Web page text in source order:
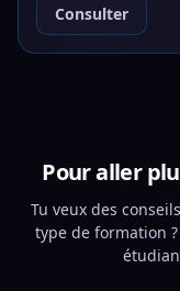
Consulter
Pour aller
Tu veux des
type de formation